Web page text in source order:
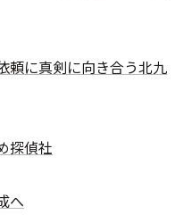
頼に真剣に向き合う北九
探偵社
へ